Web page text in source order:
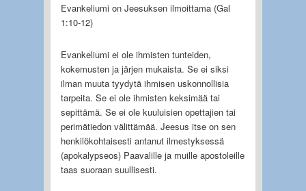
Evankeliumi on Jeesuksen ilmoittama (Gal
1:10-12)
Evankeliumi ei ole ihmisten tunteiden,
kokemusten ja järjen mukaista. Se ei siksi
ilman muuta tyydytä ihmisen uskonnollisia
tarpeita. Se ei ole ihmisten keksimää tai
sepittämä. Se ei ole kuuluisien opettajien tai
perimätiedon välittämää. Jeesus itse on sen
henkilökohtaisesti antanut ilmestyksessä
(apokalypseos) Paavalille ja muille apostoleille
taas suoraan suullisesti.